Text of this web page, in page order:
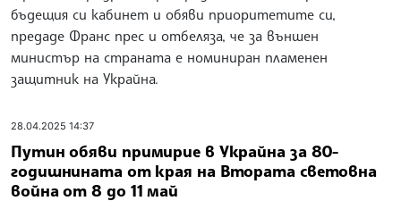
бъдещия си кабинет и обяви приоритетите си,
предаде Франс прес и отбеляза, че за външен
министър на страната е номиниран пламенен
защитник на Украйна.
28.04.2025 14:37
Путин обяви примирие в Украйна за 80-
годишнината от края на Втората световна
война от 8 до 11 май